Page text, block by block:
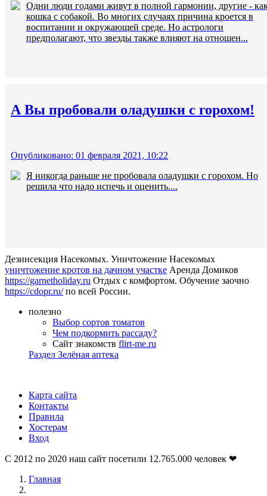
Одни люди годами живут в полной гармонии, другие -
кошка с собакой. Во многих случаях причина кроется в
воспитании и окружающей среде. Но астрологи
предполагают, что звезды также влияют на отношен...
А Вы пробовали оладушки с горохом!
Опубликовано: 01 февраля 2021, 10:22
Я никогда раньше не пробовала оладушки с горохом. Но
решила что надо испечь и оценить....
Дезинсекция Насекомых. Уничтожение Насекомых
уничтожение кротов на дачном участке Аренда Домиков
https://garnetholiday.ru Отдых с комфортом. Обучение заочно
https://cdopr.ru/по всей России.
полезно
Выбор сортов томатов
Чем подкормить рассаду?
Сайт знакомств flirt-me.ru
Раздел Зелёная аптека
Карта сайта
Контакты
Правила
Хостерам
Вход
С 2012 по 2020 наш сайт посетили 12.765.000 человек ❤
Главная